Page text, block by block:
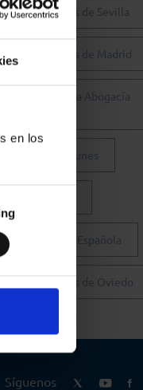
en los
de Abogados de Sevilla
de Abogados de Madrid
General de la Abogacía
de los Lunes
Abogacía Española
de Abogados de Oviedo
Síguenos